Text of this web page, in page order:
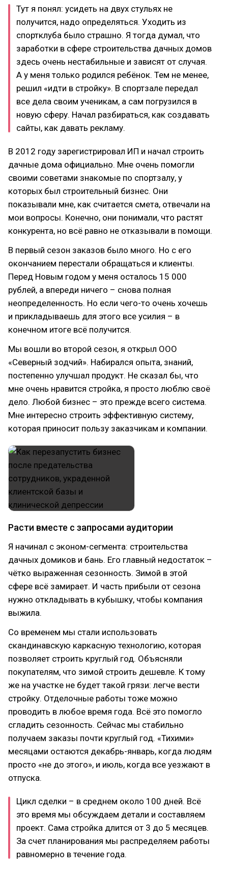
Тут я понял: усидеть на двух стульях не
получится, надо определяться. Уходить из
спортклуба было страшно. Я тогда думал, что
заработки в сфере строительства дачных домов
здесь очень нестабильные и зависят от случая.
А у меня только родился ребёнок. Тем не менее,
решил «идти в стройку». В спортзале передал
все дела своим ученикам, а сам погрузился в
новую сферу. Начал разбираться, как создавать
сайты, как давать рекламу.
В 2012 году зарегистрировал ИП и начал строить
дачные дома официально. Мне очень помогли
своими советами знакомые по спортзалу, у
которых был строительный бизнес. Они
показывали мне, как считается смета, отвечали на
мои вопросы. Конечно, они понимали, что растят
конкурента, но всё равно не отказывали в помощи.
В первый сезон заказов было много. Но с его
окончанием перестали обращаться и клиенты.
Перед Новым годом у меня осталось 15 000
рублей, а впереди ничего – снова полная
неопределенность. Но если чего-то очень хочешь
и прикладываешь для этого все усилия – в
конечном итоге всё получится.
Мы вошли во второй сезон, я открыл ООО
«Северный зодчий». Набирался опыта, знаний,
постепенно улучшал продукт. Не сказал бы, что
мне очень нравится стройка, я просто люблю своё
дело. Любой бизнес – это прежде всего система.
Мне интересно строить эффективную систему,
которая приносит пользу заказчикам и компании.
Расти вместе с запросами аудитории
Я начинал с эконом-сегмента: строительства
дачных домиков и бань. Его главный недостаток –
чётко выраженная сезонность. Зимой в этой
сфере всё замирает. И часть прибыли от сезона
нужно откладывать в кубышку, чтобы компания
выжила.
Со временем мы стали использовать
скандинавскую каркасную технологию, которая
позволяет строить круглый год. Объясняли
покупателям, что зимой строить дешевле. К тому
же на участке не будет такой грязи: легче вести
стройку. Отделочные работы тоже можно
проводить в любое время года. Всё это помогло
сгладить сезонность. Сейчас мы стабильно
получаем заказы почти круглый год. «Тихими»
месяцами остаются декабрь-январь, когда людям
просто «не до этого», и июль, когда все уезжают в
отпуска.
Цикл сделки – в среднем около 100 дней. Всё
это время мы обсуждаем детали и составляем
проект. Сама стройка длится от 3 до 5 месяцев.
За счет планирования мы распределяем работы
равномерно в течение года.